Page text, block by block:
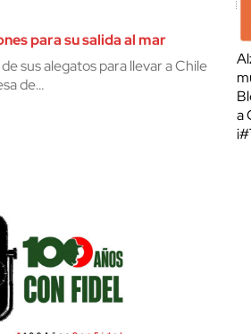
para su salida al mar
sus alegatos para llevar a Chile
de…
a